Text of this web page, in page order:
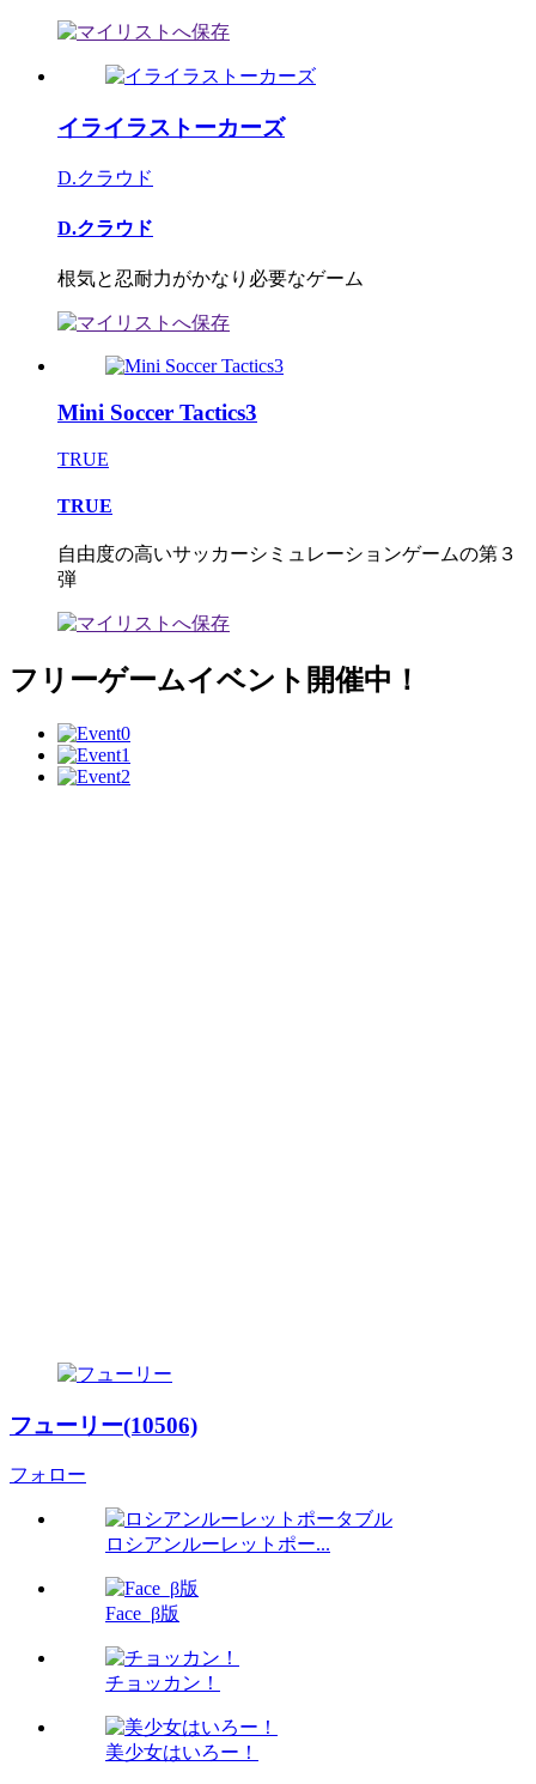
イライラストーカーズ
D.クラウド
D.クラウド
根気と忍耐力がかなり必要なゲーム
Mini Soccer Tactics3
TRUE
TRUE
自由度の高いサッカーシミュレーションゲームの第３
弾
フリーゲームイベント開催中！
フューリー(10506)
フォロー
ロシアンルーレットポー...
Face_β版
チョッカン！
美少女はいろー！